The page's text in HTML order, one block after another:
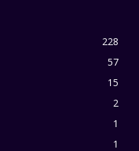
228
57
15
2
1
1